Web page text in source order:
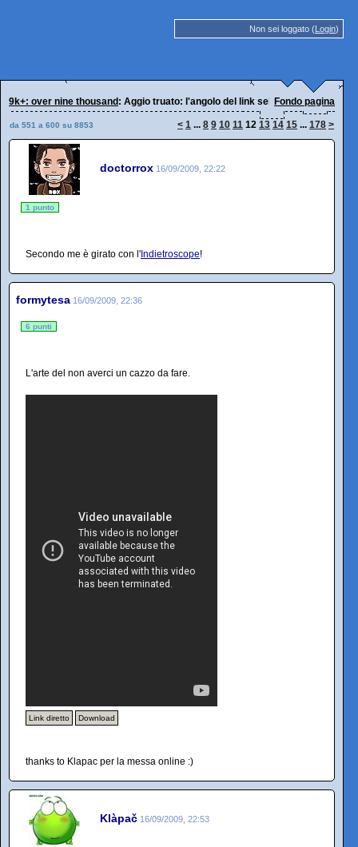
Non sei loggato (Login)
9k+: over nine thousand : Aggio truato: l'angolo del link selvaggioFondo pagina
da 551 a 600 su 8853 < 1 ... 8 9 10 11 12 13 14 15 ... 178 >
doctorrox 16/09/2009, 22:22
1 punto
Secondo me è girato con l' Indietroscope!
formytesa 16/09/2009, 22:36
6 punti
L'arte del non averci un cazzo da fare.
Link diretto Download
thanks to Klapac per la messa online :)
Klàpač 16/09/2009, 22:53